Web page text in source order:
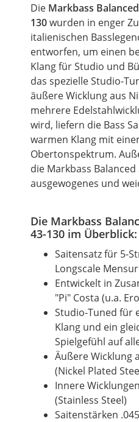
Die Markbass
130wurden in enger
italienischen
entworfen, um einen
Klang fürStudio und
das spezielle Studio-
äußere Wicklung aus
mehrere
wird, liefern die Bass
warmen Klang mit
Obertonspektrum.
die Markbass
ausgewogenes und
Die Markbass
43-130 im Überblick:
Saitensatz für 5-
Longscale Mensur
Entwickelt in
"Pi" Costa (u.a.
Studio-Tuned für
Klang und ein
Spielgefühl auf
Äußere Wicklung
(Nickel Plated
Innere
(Stainless Steel)
Saitenstärken